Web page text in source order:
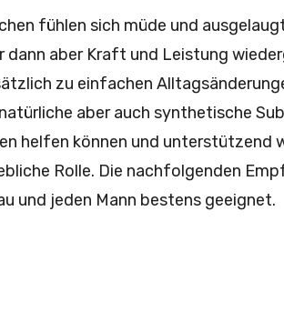
fühlen sich müde und
dann aber Kraft und Leistung
zu einfachen
aber auch synthetische
helfen können und unterstützend
Rolle. Die nachfolgenden
und jeden Mann bestens geeignet.